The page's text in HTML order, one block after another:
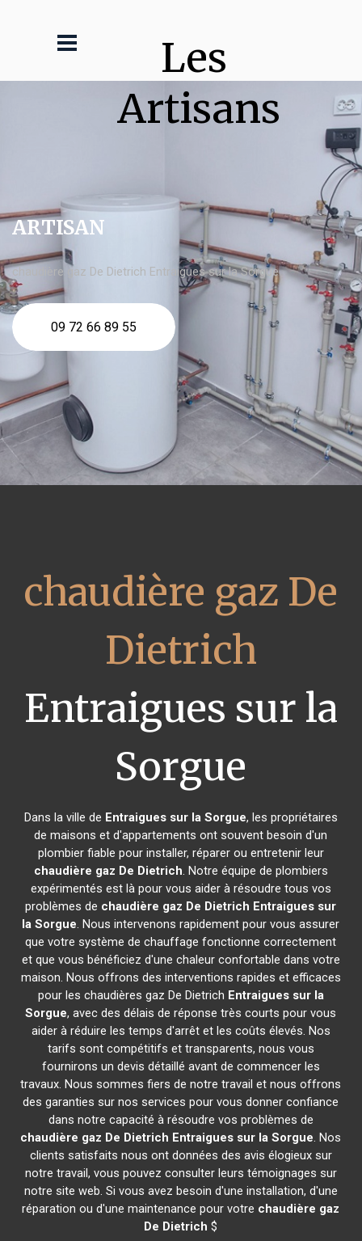
Les
Artisans
ARTISAN
chaudière gaz De Dietrich Entraigues sur la Sorgue
09 72 66 89 55
chaudière gaz De
Dietrich
Entraigues sur la
Sorgue
Dans la ville de Entraigues sur la Sorgue, les propriétaires
de maisons et d'appartements ont souvent besoin d'un
plombier fiable pour installer, réparer ou entretenir leur
chaudière gaz De Dietrich. Notre équipe de plombiers
expérimentés est là pour vous aider à résoudre tous vos
problèmes de chaudière gaz De Dietrich Entraigues sur
la Sorgue. Nous intervenons rapidement pour vous assurer
que votre système de chauffage fonctionne correctement
et que vous bénéficiez d'une chaleur confortable dans votre
maison. Nous offrons des interventions rapides et efficaces
pour les chaudières gaz De Dietrich Entraigues sur la
Sorgue, avec des délais de réponse très courts pour vous
aider à réduire les temps d'arrêt et les coûts élevés. Nos
tarifs sont compétitifs et transparents, nous vous
fournirons un devis détaillé avant de commencer les
travaux. Nous sommes fiers de notre travail et nous offrons
des garanties sur nos services pour vous donner confiance
dans notre capacité à résoudre vos problèmes de
chaudière gaz De Dietrich Entraigues sur la Sorgue. Nos
clients satisfaits nous ont données des avis élogieux sur
notre travail, vous pouvez consulter leurs témoignages sur
notre site web. Si vous avez besoin d'une installation, d'une
réparation ou d'une maintenance pour votre chaudière gaz
De Dietrich $